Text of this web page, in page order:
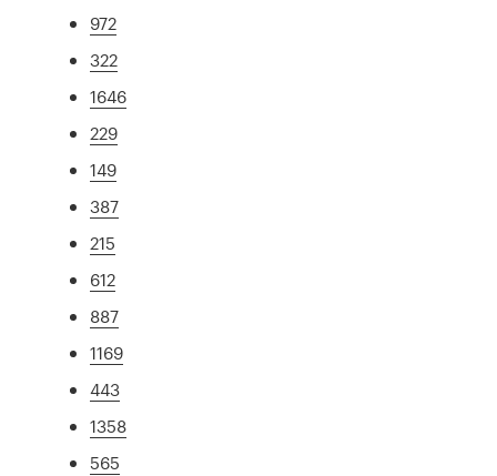
972
322
1646
229
149
387
215
612
887
1169
443
1358
565